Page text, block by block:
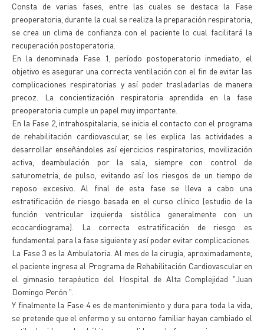
Consta de varias fases, entre las cuales se destaca la Fase
preoperatoria, durante la cual se realiza la preparación respiratoria,
se crea un clima de confianza con el paciente lo cual facilitará la
recuperación postoperatoria.
En la denominada Fase 1, período postoperatorio inmediato, el
objetivo es asegurar una correcta ventilación con el fin de evitar las
complicaciones respiratorias y así poder trasladarlas de manera
precoz. La concientización respiratoria aprendida en la fase
preoperatoria cumple un papel muy importante.
En la Fase 2, intrahospitalaria, se inicia el contacto con el programa
de rehabilitación cardiovascular, se les explica las actividades a
desarrollar enseñándoles así ejercicios respiratorios, movilización
activa, deambulación por la sala, siempre con control de
saturometría, de pulso, evitando así los riesgos de un tiempo de
reposo excesivo. Al final de esta fase se lleva a cabo una
estratificación de riesgo basada en el curso clínico (estudio de la
función ventricular izquierda sistólica generalmente con un
ecocardiograma). La correcta estratificación de riesgo es
fundamental para la fase siguiente y así poder evitar complicaciones.
La Fase 3 es la Ambulatoria. Al mes de la cirugía, aproximadamente,
el paciente ingresa al Programa de Rehabilitación Cardiovascular en
el gimnasio terapéutico del Hospital de Alta Complejidad "Juan
Domingo Perón ".
Y finalmente la Fase 4 es de mantenimiento y dura para toda la vida,
se pretende que el enfermo y su entorno familiar hayan cambiado el